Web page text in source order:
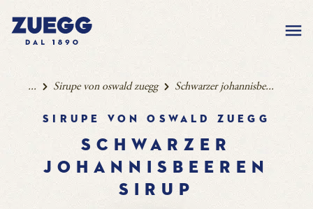
... Sirupe von oswald zuegg Schwarzer johannisbe...
Sirupe von oswald zuegg
SCHWARZER
JOHANNISBEEREN
SIRUP